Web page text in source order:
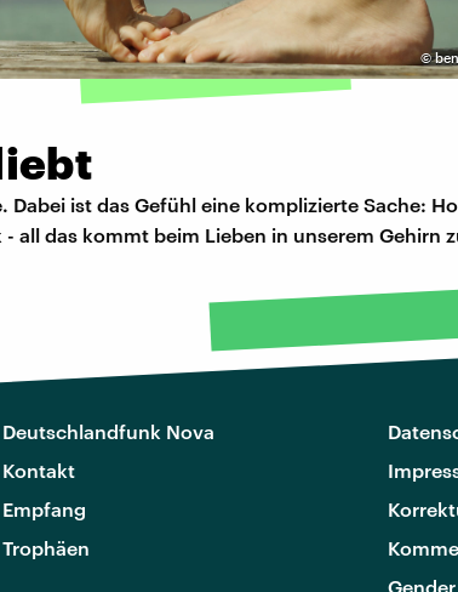
©
Dabei ist das Gefühl eine komplizierte Sache:
- all das kommt beim Lieben in unserem Gehirn
Deutschlandfunk Nova
Kontakt
Empfang
Trophäen